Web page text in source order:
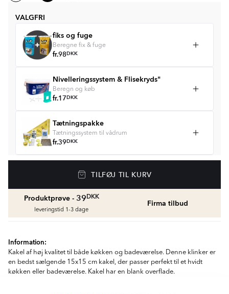
VALGFRI
fiks og fuge
Beregne fix & fuge
fr.98DKK
Nivelleringssystem & Flisekryds"
Beregn og køb
fr.17DKK
Tætningspakke
Tætningssystem til vådrum
fr.39DKK
Se farver og beregn den rette mængde
fr.75 DKK
Fliseliste
Beregn og køb
TILFØJ TIL KURV
Produktprøve - 39DKK
leveringstid 1-3 dage
Firma tilbud
Information:
Kakel af høj kvalitet til både køkken og badeværelse. Denne klinker er
en bedst sælgende 15x15 cm kakel, der passer perfekt til et hvidt
køkken eller badeværelse. Kakel har en blank overflade.